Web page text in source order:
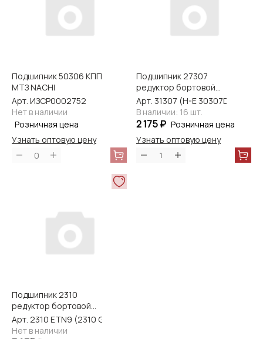
Подшипник 50306 КПП
МТЗ NACHI
Арт. ИЗСР0002752
Нет в наличии
Розничная цена
Узнать оптовую цену
0
Подшипник 27307
редуктор бортовой
передний 1221 NACHI
Арт. 31307 (H-E 30307DJ)
В наличии: 16 шт.
2 175 ₽ Розничная цена
Узнать оптовую цену
Подшипник 2310
редуктор бортовой
МТЗ NACHI
Арт. 2310 ETN9 (2310 G)
Нет в наличии